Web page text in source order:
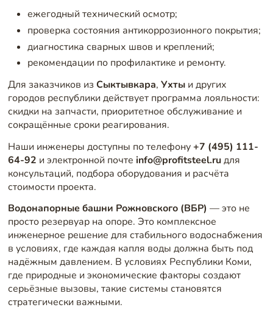
ежегодный технический осмотр;
проверка состояния антикоррозионного покрытия;
диагностика сварных швов и креплений;
рекомендации по профилактике и ремонту.
Для заказчиков изСыктывкара, Ухтыи других
городов республики действует программа лояльности:
скидки на запчасти, приоритетное обслуживание и
сокращённые сроки реагирования.
Наши инженеры доступны по телефону+7 (495) 111-
64-92 и электронной почте info@profitsteel.ruдля
консультаций, подбора оборудования и расчёта
стоимости проекта.
Водонапорные башни Рожновского (ВБР) — это не
просто резервуар на опоре. Это комплексное
инженерное решение для стабильного водоснабжения
в условиях, где каждая капля воды должна быть под
надёжным давлением. В условиях Республики Коми,
где природные и экономические факторы создают
серьёзные вызовы, такие системы становятся
стратегически важными.